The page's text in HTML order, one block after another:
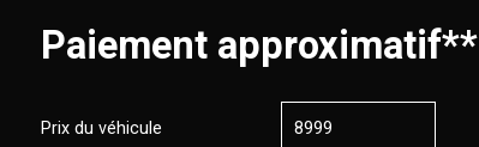
Paiement approximatif**
Prix du véhicule